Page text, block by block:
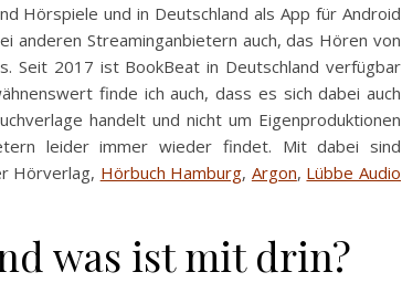
Hörspiele und in Deutschland als App für Android
anderen Streaminganbietern auch, das Hören von
Seit 2017 ist BookBeat in Deutschland verfügbar
finde ich auch, dass es sich dabei auch
handelt und nicht um Eigenproduktionen
leider immer wieder findet. Mit dabei sind
Hörverlag, Hörbuch Hamburg, Argon, Lübbe Audio
was ist mit drin?